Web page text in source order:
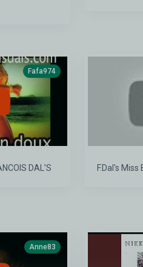
Fafa974
DAL'S F.Dal's Miss
Anne83